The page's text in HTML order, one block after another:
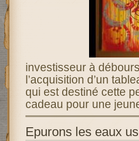
investisseur à
l’acquisition d’un
qui est destiné cette
cadeau pour une
Epurons les eaux